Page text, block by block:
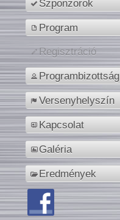
Szponzorok
Program
Regisztráció
Programbizottság
Versenyhelyszín
Kapcsolat
Galéria
Eredmények